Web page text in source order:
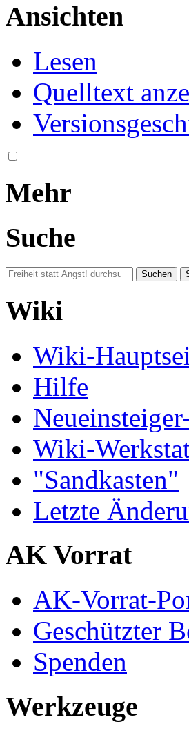
Ansichten
Lesen
Quelltext
Mehr
Suche
Wiki
Wiki-
Hilfe
Wiki-
"Sandkasten"
Letzte
AK Vorrat
AK-Vorrat-
Geschützter
Spenden
Werkzeuge